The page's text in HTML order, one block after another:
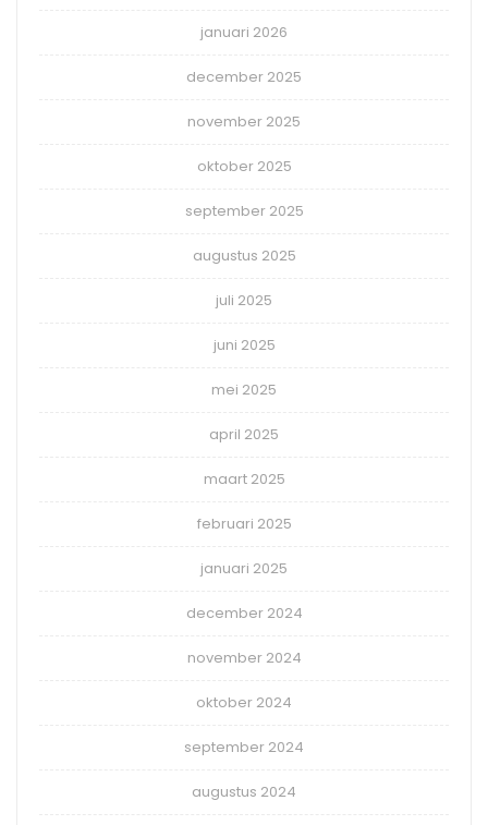
januari 2026
december 2025
november 2025
oktober 2025
september 2025
augustus 2025
juli 2025
juni 2025
mei 2025
april 2025
maart 2025
februari 2025
januari 2025
december 2024
november 2024
oktober 2024
september 2024
augustus 2024